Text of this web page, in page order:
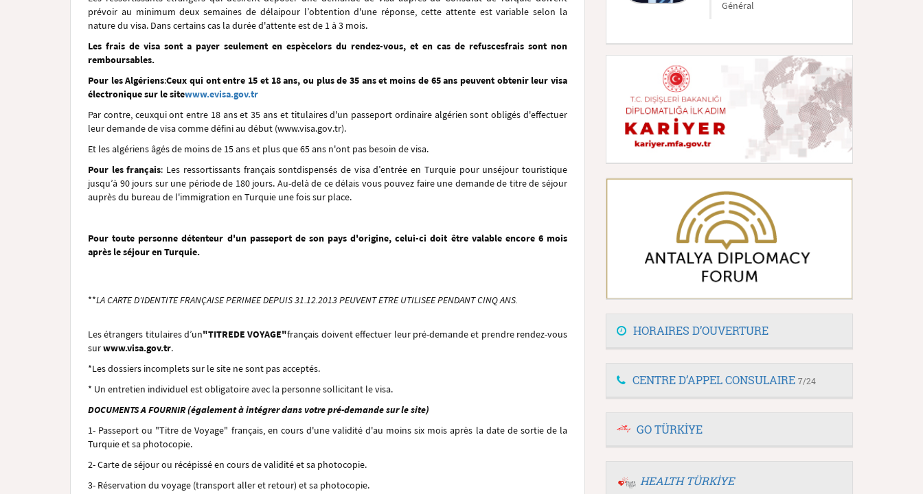
prévoir au minimum deux semaines de délaipour l’obtention d'une réponse, cette attente est variable selon la
nature du visa. Dans certains cas la durée d'attente est de 1 à 3 mois.
Les frais de visa sont a payer seulement en espècelors du rendez-vous, et en cas de refuscesfrais sont non
remboursables.
Pour les Algériens:Ceux qui ont entre 15 et 18 ans, ou plus de 35 ans et moins de 65 ans peuvent obtenir leur visa
électronique sur le sitewww.evisa.gov.tr
Par contre, ceuxqui ont entre 18 ans et 35 ans et titulaires d'un passeport ordinaire algérien sont obligés d'effectuer
leur demande de visa comme défini au début (www.visa.gov.tr).
Et les algériens âgés de moins de 15 ans et plus que 65 ans n'ont pas besoin de visa.
Pour les français: Les ressortissants français sontdispensés de visa d’entrée en Turquie pour unséjour touristique
jusqu’à 90 jours sur une période de 180 jours. Au-delà de ce délais vous pouvez faire une demande de titre de séjour
auprès du bureau de l'immigration en Turquie une fois sur place.
Pour toute personne détenteur d'un passeport de son pays d'origine, celui-ci doit être valable encore 6 mois
après le séjour en Turquie.
**LA CARTE D'IDENTITE FRANÇAISE PERIMEE DEPUIS 31.12.2013 PEUVENT ETRE UTILISEE PENDANT CINQ ANS.
Les étrangers titulaires d’un"TITREDE VOYAGE"français doivent effectuer leur pré-demande et prendre rendez-vous
surwww.visa.gov.tr.
*Les dossiers incomplets sur le site ne sont pas acceptés.
* Un entretien individuel est obligatoire avec la personne sollicitant le visa.
DOCUMENTS A FOURNIR (également à intégrer dans votre pré-demande sur le site)
1- Passeport ou "Titre de Voyage" français, en cours d'une validité d'au moins six mois après la date de sortie de la
Turquie et sa photocopie.
2- Carte de séjour ou récépissé en cours de validité et sa photocopie.
3- Réservation du voyage (transport aller et retour) et sa photocopie.
Général
HORAIRES D’OUVERTURE
CENTRE D’APPEL CONSULAIRE 7/24
GO TÜRKİYE
HEALTH TÜRKİYE